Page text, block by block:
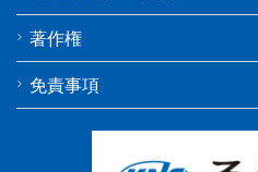
著作権
免責事項